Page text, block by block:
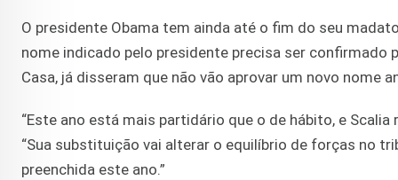
O presidente Obama tem ainda até o fim do seu
nome indicado pelo presidente precisa ser confirmado
Casa, já disseram que não vão aprovar um novo nome
“Este ano está mais partidário que o de hábito, e
“Sua substituição vai alterar o equilíbrio de forças no
preenchida este ano.”